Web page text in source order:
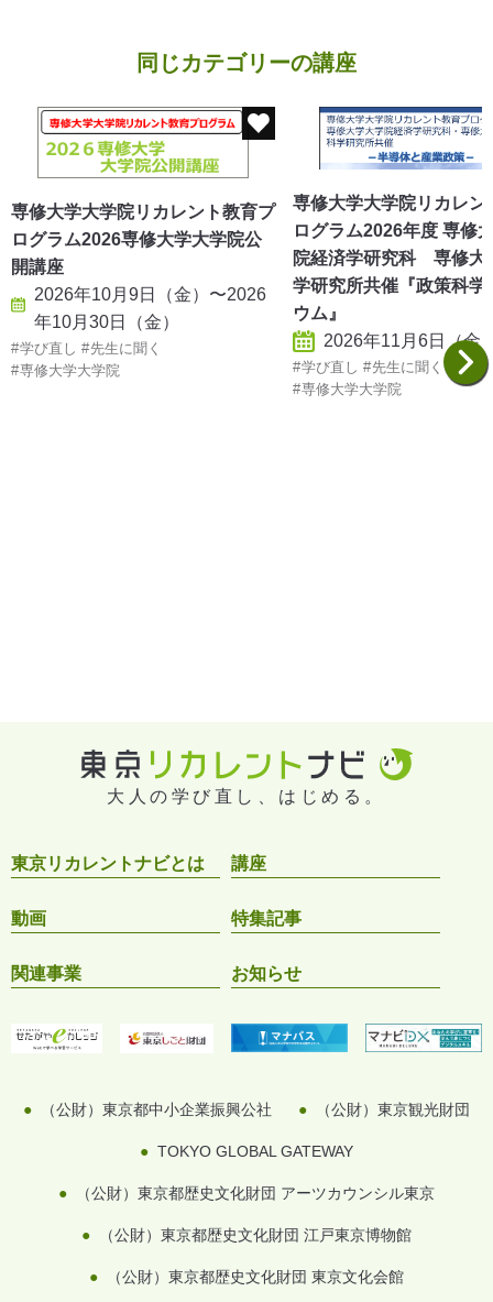
同じカテゴリーの講座
専修大学大学院リカレント教育プ
ログラム2026専修大学大学院公
開講座
2026年10月9日（金）〜2026
年10月30日（金）
学び直し
先生に聞く
専修大学大学院
専修大学大学院リカレン
ログラム2026年度 専修
院経済学研究科 専修大
学研究所共催『政策科学
ウム』
2026年11月6日（金
学び直し
先生に聞く
専修大学大学院
大人の学び直し、はじめる。
東京リカレントナビとは 講座
動画 特集記事
関連事業 お知らせ
（公財）東京都中小企業振興公社 （公財）東京観光財団
TOKYO GLOBAL GATEWAY
（公財）東京都歴史文化財団 アーツカウンシル東京
（公財）東京都歴史文化財団 江戸東京博物館
（公財）東京都歴史文化財団 東京文化会館